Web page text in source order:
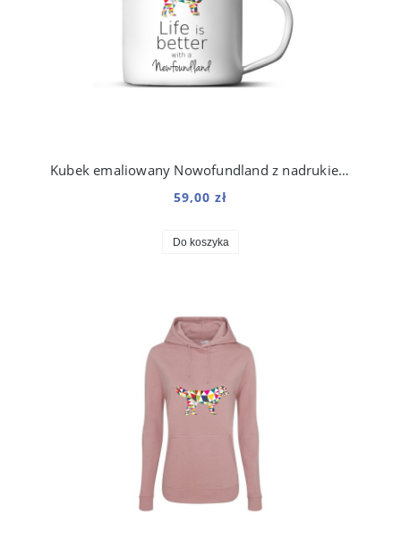
Kubek emaliowany Nowofundland z nadrukiem Origami Biały
59,00 zł
Do koszyka